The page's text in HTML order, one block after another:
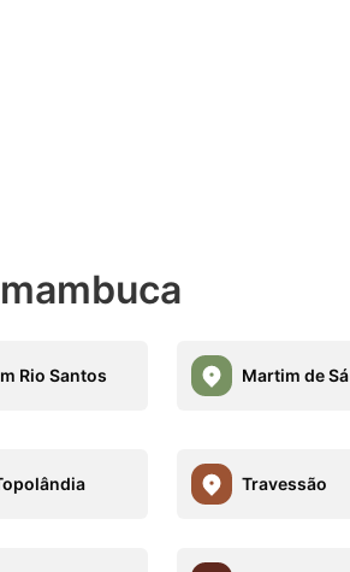
Rio Santos Martim de Sá
Travessão